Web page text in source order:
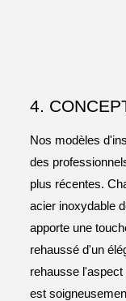
4.
Nos modèles
des
plus récentes.
acier inoxydable
apporte une
rehaussé d'un
rehausse l'aspect
est